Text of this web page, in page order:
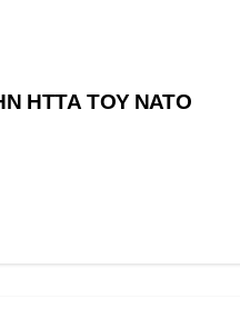
ΗΤΤΑ ΤΟΥ ΝΑΤΟ